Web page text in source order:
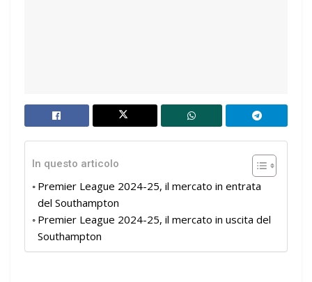
In questo articolo
Premier League 2024-25, il mercato in entrata
del Southampton
Premier League 2024-25, il mercato in uscita del
Southampton